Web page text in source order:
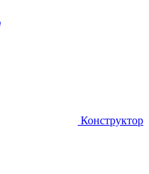
Конструктор